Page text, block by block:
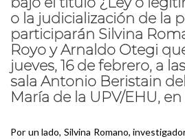
o la judicialización de la
participarán Silvina
Royo y Arnaldo Otegi
jueves, 16 de febrero, a
sala Antonio Beristain
María de la UPV/EHU,
Por un lado, Silvina Romano,